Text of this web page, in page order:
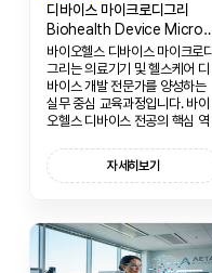
디바이스 마이크로디그리
Biohealth
바이오헬스 디바이스 마이크로디
그리는 의료기기 및 헬스케어 디
바이스 개발 전문가를 양성하는
실무 중심 교육과정입니다. 바이
오헬스 디바이스 전공의 핵심 역
터 제작, 규제까지 실무에 필요한
종합적인 역량을 함양합니다.
자세히보기